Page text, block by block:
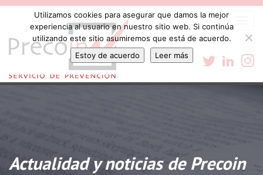
Actualidad y noticias de Precoin
Utilizamos cookies para asegurar que damos la mejor
experiencia al usuario en nuestro sitio web. Si continúa
utilizando este sitio asumiremos que está de acuerdo.
Estoy de acuerdo
Leer más